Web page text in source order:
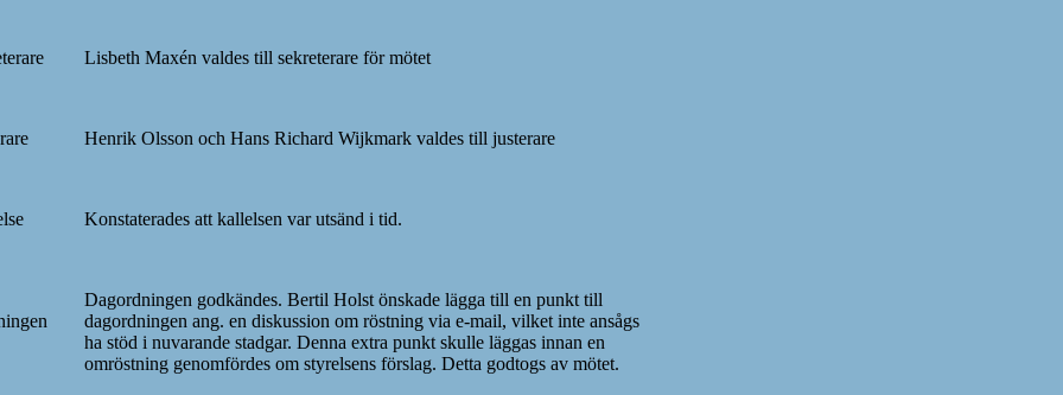
Lisbeth Maxén valdes till sekreterare för mötet
Henrik Olsson och Hans Richard Wijkmark valdes till justerare
Konstaterades att kallelsen var utsänd i tid.
Dagordningen godkändes. Bertil Holst önskade lägga till en punkt till
dagordningen ang. en diskussion om röstning via e-mail, vilket inte ansågs
ha stöd i nuvarande stadgar. Denna extra punkt skulle läggas innan en
omröstning genomfördes om styrelsens förslag. Detta godtogs av mötet.